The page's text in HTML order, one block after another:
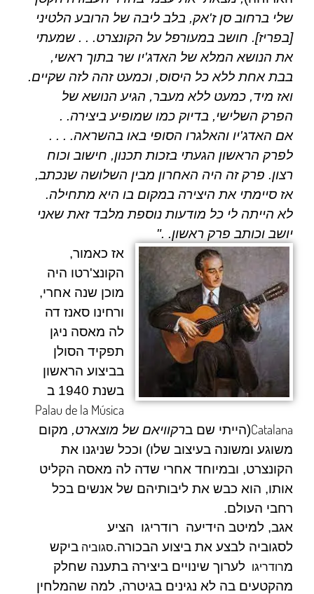
שלי ברחוב סן ז'אק, בלב ליבה של הרובע הלטיני
[בפריז]. חושב במעורפל על הקונצרט. . . שמעתי
את הנושא המלא של האדג'יו שר בתוך ראשי,
בבת אחת ללא כל היסוס, וכמעט זהה לזה שקיים.
ואז מיד, כמעט ללא מעבר, הגיע הנושא של
הפרק השלישי, בדיוק כמו שמופיע ביצירה. .
אם האדג'יו והאלגרו הסופי באו בהשראה. . . .
לפרק הראשון הגעתי בזכות תכנון, חישוב וכוח
רצון. פרק זה היה האחרון מבין השלושה שנכתב,
אז סיימתי את היצירה במקום בו היא מתחילה.
לא הייתה לי כל מודעות נוספת מלבד זאת שאני
יושב וכותב פרק ראשון. ."
אז כאמור,
הקונצ'רטו היה
מוכן שנה אחרי,
ורחינו סאנז דה
לה מאסה ניגן
תפקיד הסולן
בביצוע הראשון
בשנת 1940 ב
Palau de la Música
Catalana(הייתי שם ברקוויאם של מוצארט, מקום
משוגע ומשונה בעיצוב שלו) וככל שניגנו את
הקונצרט, ובמיוחד אחרי שדה לה מאסה הקליט
אותו, הוא כבש את ליבותיהם של אנשים בכל
רחבי העולם.
אגב, למיטב הידיעה רודריגו הציע
לסגוביה לבצע את ביצוע הבכורה.סגוביה ביקש
מרודריגו לערוך שינויים ביצירה בתענה שחלק
מהקטעים בה לא נגינים בגיטרה, למה שהמלחין